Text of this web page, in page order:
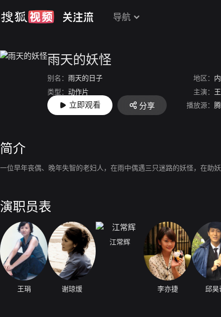
导航
雨天的妖怪
别名： 雨天的日子 地区：
类型： 动作片 主演：
上映： 2021-01-17
立即观看 分享 播放源：
简介
一位早年丧偶、晚年失智的老妇人，在雨中偶遇三只迷路的妖怪，在助
演职员表
王琄 谢琼煖
江常辉
李亦捷 邱昊